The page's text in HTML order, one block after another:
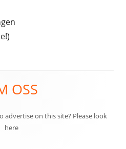
OSS
advertise on this site? Please look
here